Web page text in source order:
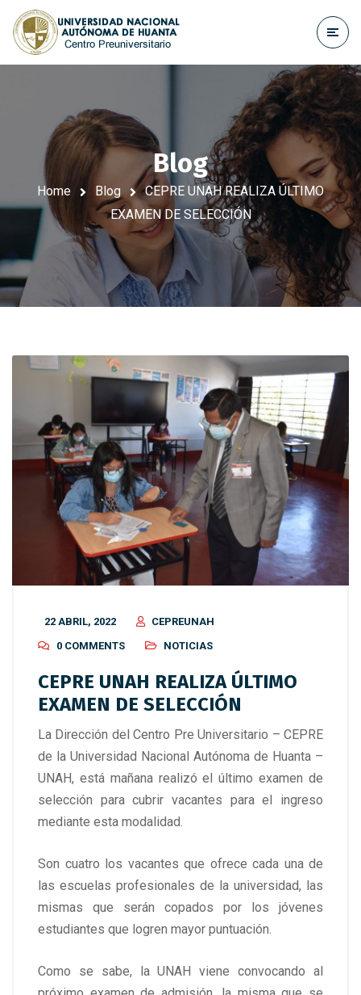
Blog
Home Blog
CEPRE UNAH REALIZA ÚLTIMO
EXAMEN DE SELECCIÓN
22 ABRIL, 2022
CEPREUNAH
0 COMMENTS
NOTICIAS
CEPRE UNAH REALIZA ÚLTIMO
EXAMEN DE SELECCIÓN
La Dirección del Centro Pre Universitario – CEPRE
de la Universidad Nacional Autónoma de Huanta –
UNAH, está mañana realizó el último examen de
selección para cubrir vacantes para el ingreso
mediante esta modalidad.
Son cuatro los vacantes que ofrece cada una de
las escuelas profesionales de la universidad, las
mismas que serán copados por los jóvenes
estudiantes que logren mayor puntuación.
Como se sabe, la UNAH viene convocando al